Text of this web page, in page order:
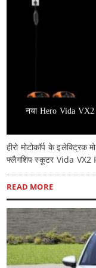
नया Hero Vida VX2
हीरो मोटोकॉर्प के इलेक्ट्रिक
फ्लैगशिप स्कूटर Vida VX2
READ MORE